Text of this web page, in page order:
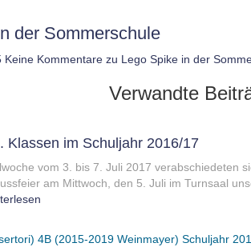
der Sommerschule
Keine Kommentare zu Lego Spike in der
Verwandte
Klassen im Schuljahr 2016/17
vom 3. bis 7. Juli 2017 verabschiedeten
am Mittwoch, den 5. Juli im Turnsaal
4B (2015-2019 Weinmayer) Schuljahr